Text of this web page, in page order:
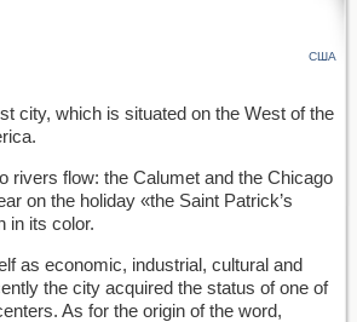
США
city, which is situated on the West of the
rivers flow: the Calumet and the Chicago
on the holiday «the Saint Patrick’s
in its color.
as economic, industrial, cultural and
the city acquired the status of one of
As for the origin of the word,